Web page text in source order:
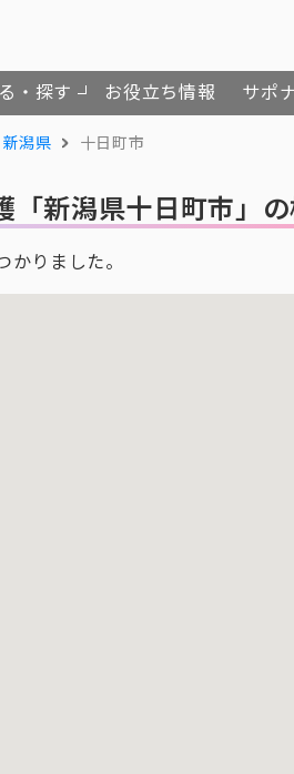
・探す お役立ち情報 サポ
新潟県 十日町市
「新潟県十日町市」
かりました。